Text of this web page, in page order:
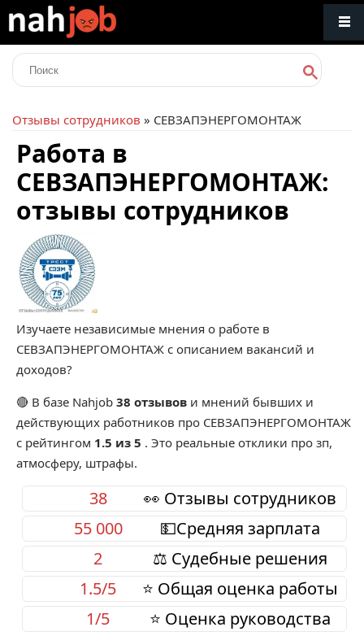
Отзывы сотрудников » СЕВЗАПЭНЕРГОМОНТАЖ
Работа в
СЕВЗАПЭНЕРГОМОНТАЖ:
отзывы сотрудников
Изучаете независимые мнения о работе в
СЕВЗАПЭНЕРГОМОНТАЖ с описанием вакансий и
доходов?
🔴 В базе Nahjob 38 отзывов и мнений бывших и
действующих работников про СЕВЗАПЭНЕРГОМОНТАЖ
с рейтингом 1.5 из 5 . Это реальные отклики про зп,
атмосферу, штрафы.
👀 Отзывы сотрудников
38
💵Средняя зарплата
55 000
⚖️ Судебные решения
2
⭐ Общая оценка работы
1.5/5
⭐ Оценка руководства
1/5